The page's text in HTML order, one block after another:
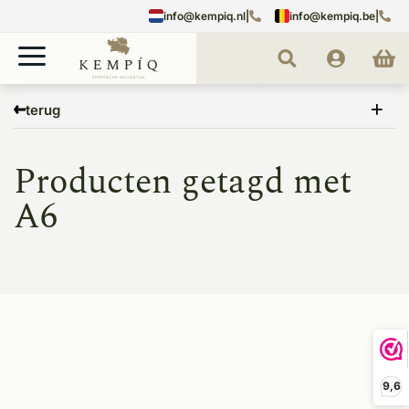
9,6
info@kempiq.nl info@kempiq.be
terug
A6
Producten getagd met
A6